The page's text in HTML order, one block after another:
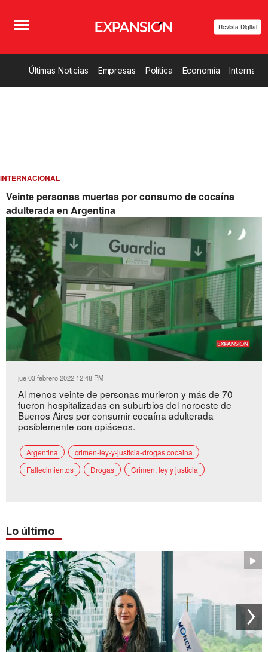
Revista Digital
Últimas Noticias Empresas Política Economía
INTERNACIONAL
Veinte personas muertas por consumo de cocaína
adulterada en Argentina
33.35%
jue 03 febrero 2022 12:48 PM
Al menos veinte de personas murieron y más de 70
fueron hospitalizadas en suburbios del noroeste de
Buenos Aires por consumir cocaína adulterada
posiblemente con opiáceos.
Argentina
crimen-ley-y-justicia-drogas.cocaina
Fallecimientos
Drogas Crimen, ley y justicia
Lo último